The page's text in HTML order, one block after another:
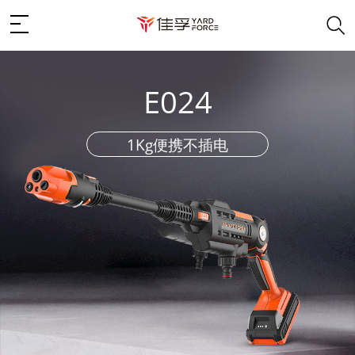
E024
1Kg便携不插电